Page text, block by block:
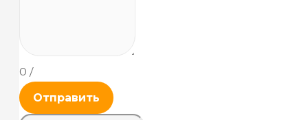
0 /
Отправить